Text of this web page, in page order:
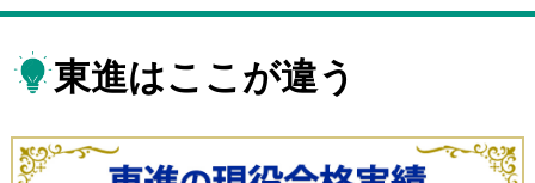
東進はここが違う